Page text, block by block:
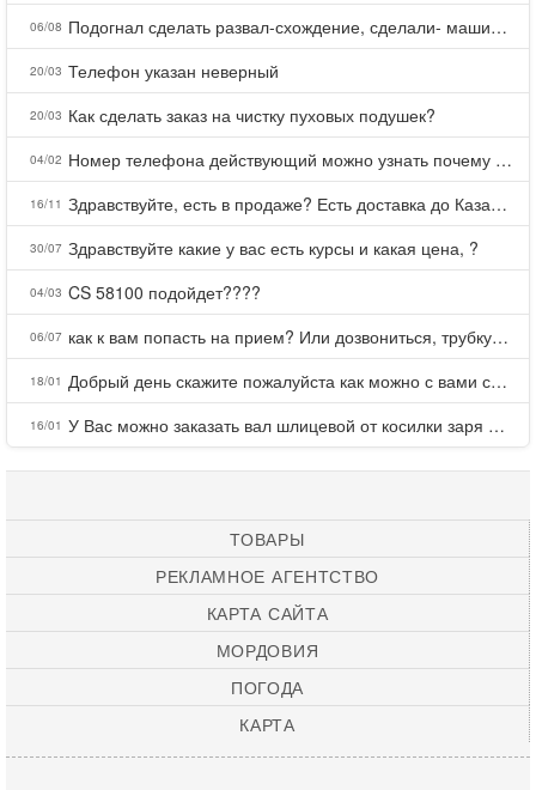
06/08 Подогнал сделать развал-схождение, сделали- машина уходит на право и колеса проверил все хорошо с атмосферами ужас как можно делать авто, не ужели не берегут свою репутацию, не советую.
20/03 Телефон указан неверный
20/03 Как сделать заказ на чистку пуховых подушек?
04/02 Номер телефона действующий можно узнать почему номер неправельный
16/11 Здравствуйте, есть в продаже? Есть доставка до Казани?
30/07 Здравствуйте какие у вас есть курсы и какая цена, ?
04/03 CS 58100 подойдет????
06/07 как к вам попасть на прием? Или дозвониться, трубку не берете.
18/01 Добрый день скажите пожалуйста как можно с вами связаться . Телефон не отвечает .Заказала кухню в тц Хороший есть претензии а менеджер контактов не дает .Что делать?
16/01 У Вас можно заказать вал шлицевой от косилки заря для мтз, который соединяет мотоблок с косилкой.?
ТОВАРЫ
РЕКЛАМНОЕ АГЕНТСТВО
КАРТА САЙТА
МОРДОВИЯ
ПОГОДА
КАРТА